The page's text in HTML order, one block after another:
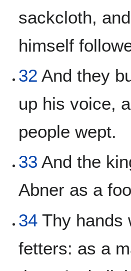
sackcloth,
himself
32 And they
up his voice,
people wept.
33 And the
Abner as a
34 Thy hands
fetters: as a